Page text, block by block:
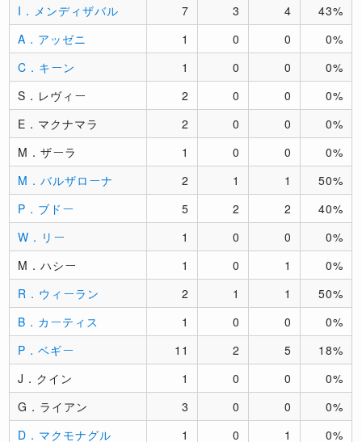
I．メンディザバル
7 3 4
43%
A．アッゼニ
1 0 0
0%
C．キーン
1 0 0
0%
S．レヴィー
2 0 0
0%
E．マクナマラ
2 0 0
0%
M．ザーラ
1 0 0
0%
M．バルザローナ
2 1 1
50%
P．ブドー
5 2 2
40%
W．リー
1 0 0
0%
M．ハシー
1 0 1
0%
R．ウィーラン
2 1 1
50%
B．カーティス
1 0 0
0%
P．ベギー
11 2 5
18%
J．クイン
1 0 0
0%
G．ライアン
3 0 0
0%
D．マクモナグル
1 0 1 0%